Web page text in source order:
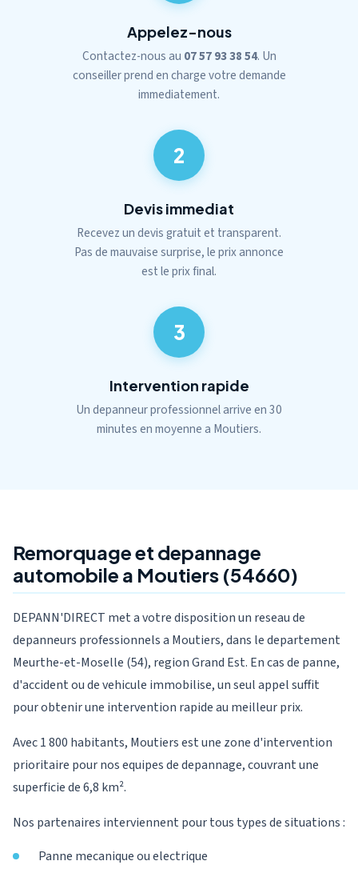
Appelez-nous
Contactez-nous au 07 57 93 38 54. Un
conseiller prend en charge votre demande
immediatement.
2
Devis immediat
Recevez un devis gratuit et transparent.
Pas de mauvaise surprise, le prix annonce
est le prix final.
3
Intervention rapide
Un depanneur professionnel arrive en 30
minutes en moyenne a Moutiers.
Remorquage et depannage
automobile a Moutiers (54660)
DEPANN'DIRECT met a votre disposition un reseau de
depanneurs professionnels a Moutiers, dans le departement
Meurthe-et-Moselle (54), region Grand Est. En cas de panne,
d'accident ou de vehicule immobilise, un seul appel suffit
pour obtenir une intervention rapide au meilleur prix.
Avec 1 800 habitants, Moutiers est une zone d'intervention
prioritaire pour nos equipes de depannage, couvrant une
superficie de 6,8 km².
Nos partenaires interviennent pour tous types de situations :
Panne mecanique ou electrique